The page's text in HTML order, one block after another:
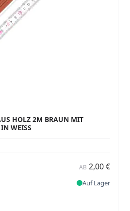
HOLZ 2M BRAUN MIT
WEISS
AB 2,00 €
Auf Lager